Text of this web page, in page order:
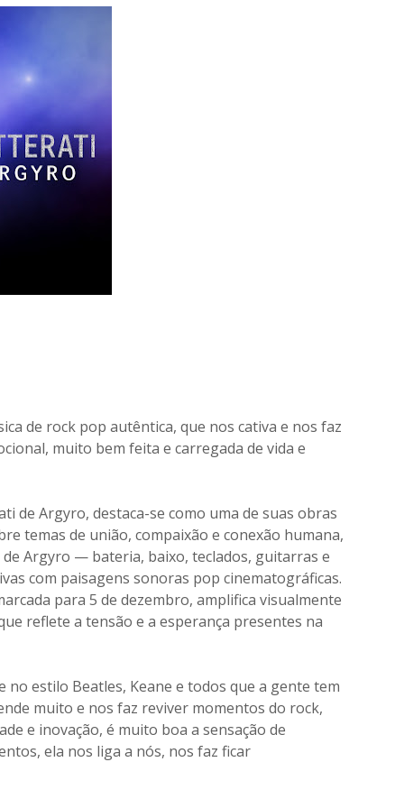
de rock pop autêntica, que nos cativa e nos faz
muito bem feita e carregada de vida e
de Argyro, destaca-se como uma de suas obras
temas de união, compaixão e conexão humana,
Argyro — bateria, baixo, teclados, guitarras e
com paisagens sonoras pop cinematográficas.
para 5 de dezembro, amplifica visualmente
reflete a tensão e a esperança presentes na
estilo Beatles, Keane e todos que a gente tem
muito e nos faz reviver momentos do rock,
e inovação, é muito boa a sensação de
ela nos liga a nós, nos faz ficar